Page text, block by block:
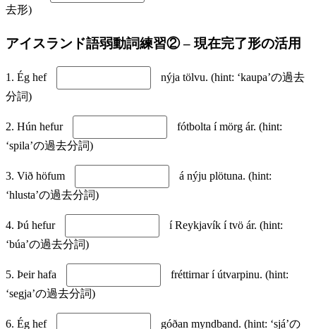
去形)
アイスランド語弱動詞練習② – 現在完了形の活用
1. Ég hef
nýja tölvu. (hint: ‘kaupa’の過去
分詞)
2. Hún hefur
fótbolta í mörg ár. (hint:
‘spila’の過去分詞)
3. Við höfum
á nýju plötuna. (hint:
‘hlusta’の過去分詞)
4. Þú hefur
í Reykjavík í tvö ár. (hint:
‘búa’の過去分詞)
5. Þeir hafa
fréttirnar í útvarpinu. (hint:
‘segja’の過去分詞)
6. Ég hef
góðan myndband. (hint: ‘sjá’の